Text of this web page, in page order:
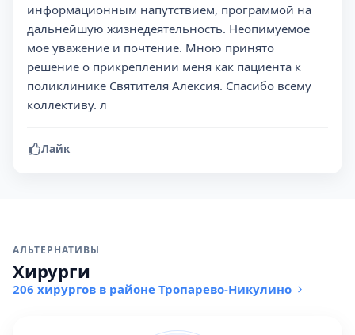
информационным напутствием, программой на
дальнейшую жизнедеятельность. Неопимуемое
мое уважение и почтение. Мною принято
решение о прикреплении меня как пациента к
поликлинике Святителя Алексия. Спасибо всему
коллективу. л
Лайк
АЛЬТЕРНАТИВЫ
Хирурги
206 хирургов в районе Тропарево-Никулино